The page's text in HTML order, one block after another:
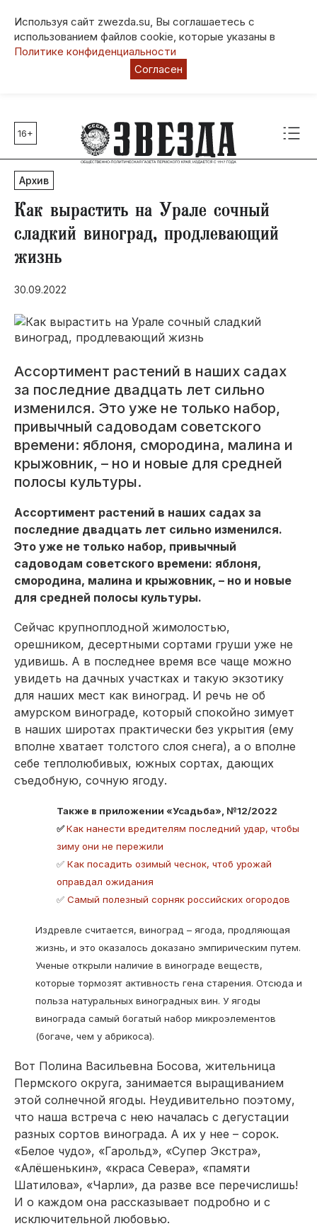
Используя сайт zwezda.su, Вы соглашаетесь с
использованием файлов cookie, которые указаны в
Политике конфиденциальности
Согласен
Главные темы
80 лет Победы
Молодежная столица РФ
СВО
Выборы в Пермском крае
Социальная поддержка
Инфраструктура
Благоустройство
16+
Архив
Как вырастить на Урале сочный
сладкий виноград, продлевающий
жизнь
30.09.2022
Ассортимент растений в наших садах
за последние двадцать лет сильно
изменился. Это уже не только набор,
привычный садоводам советского
времени: яблоня, смородина, малина и
крыжовник, – но и новые для средней
полосы культуры.
Ассортимент растений в наших садах за
последние двадцать лет сильно изменился.
Это уже не только набор, привычный
садоводам советского времени: яблоня,
смородина, малина и крыжовник, – но и новые
для средней полосы культуры.
Сейчас крупноплодной жимолостью,
орешником, десертными сортами груши уже не
удивишь. А в последнее время все чаще можно
увидеть на дачных участках и такую экзотику
для наших мест как виноград. И речь не об
амурском винограде, который спокойно зимует
в наших широтах практически без укрытия (ему
вполне хватает толстого слоя снега), а о вполне
себе теплолюбивых, южных сортах, дающих
съедобную, сочную ягоду.
Также в приложении «Усадьба», №12/2022
✅Как нанести вредителям последний удар, чтобы
зиму они не пережили
✅ Как посадить озимый чеснок, чтоб урожай
оправдал ожидания
✅ Самый полезный сорняк российских огородов
Издревле считается, виноград – ягода, продляющая
жизнь, и это оказалось доказано эмпирическим путем.
Ученые открыли наличие в винограде веществ,
которые тормозят активность гена старения. Отсюда и
польза натуральных виноградных вин. У ягоды
винограда самый богатый набор микроэлементов
(богаче, чем у абрикоса).
Вот Полина Васильевна Босова, жительница
Пермского округа, занимается выращиванием
этой солнечной ягоды. Неудивительно поэтому,
что наша встреча с нею началась с дегустации
разных сортов винограда. А их у нее – сорок.
«Белое чудо», «Гарольд», «Супер Экстра»,
«Алёшенькин», «краса Севера», «памяти
Шатилова», «Чарли», да разве все перечислишь!
И о каждом она рассказывает подробно и с
исключительной любовью.